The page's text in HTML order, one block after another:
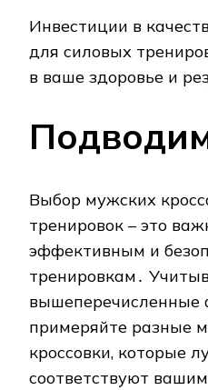
Инвестиции в
для силовых
в ваше здоровье и
Выбор мужских
тренировок – это
эффективным и
тренировкам․
вышеперечисленные
примеряйте разные
кроссовки, которые
соответствуют